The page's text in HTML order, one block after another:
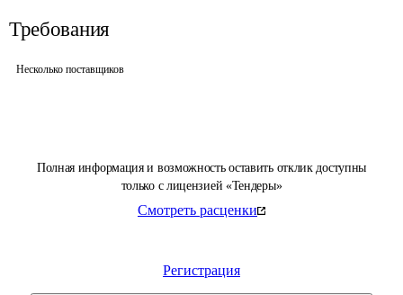
Полная информация и возможность оставить отклик доступны
только с лицензией «Тендеры»
Смотреть расценки
Регистрация
Требования
Несколько поставщиков